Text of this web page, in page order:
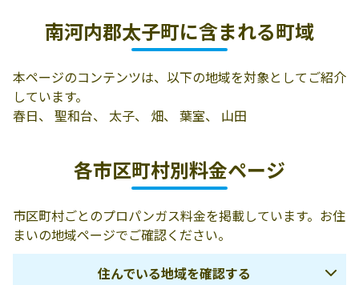
郡太子町山田
2890
南河内郡太子町に含まれる町域
本ページのコンテンツは、以下の地域を対象としてご紹介
しています。
春日、 聖和台、 太子、 畑、 葉室、 山田
各市区町村別料金ページ
市区町村ごとのプロパンガス料金を掲載しています。お住
まいの地域ページでご確認ください。
住んでいる地域を確認する